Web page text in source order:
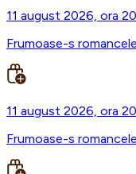
11 august 2026, ora
Frumoase-s
11 august 2026, ora
Frumoase-s